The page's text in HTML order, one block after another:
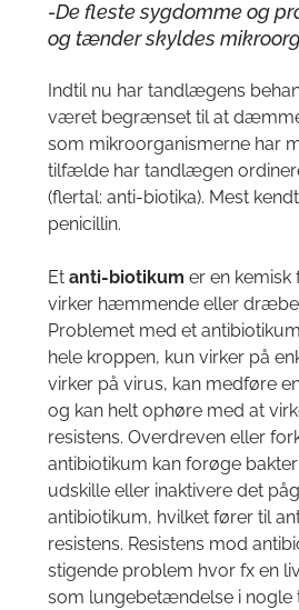
Tandklinik åbning i 2026
Opfølgning på rodbehandling, som vi
3D Cone Beam Computer Tomografi
scanning
Cephalometri
ARKIV
-De fleste sygdomme og
og tænder skyldes
Indtil nu har tandlægens
været begrænset til at
som mikroorganismerne har
tilfælde har tandlægen
(flertal: anti-biotika). Mest
penicillin.
Etanti-biotikum er en kemisk
virker hæmmende eller
Problemet med et
hele kroppen, kun virker på
virker på virus, kan medføre
og kan helt ophøre med at
resistens. Overdreven eller
antibiotikum kan forøge
udskille eller inaktivere det
antibiotikum, hvilket fører til
resistens. Resistens mod
stigende problem hvor fx en
som lungebetændelse i nogle